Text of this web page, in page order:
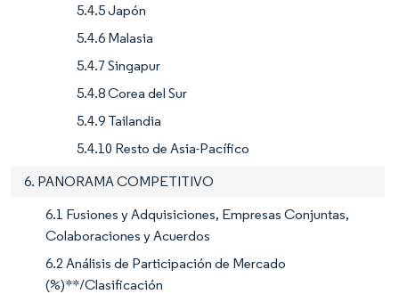
5.4.5 Japón
5.4.6 Malasia
5.4.7 Singapur
5.4.8 Corea del Sur
5.4.9 Tailandia
5.4.10 Resto de Asia-Pacífico
6. PANORAMA COMPETITIVO
6.1 Fusiones y Adquisiciones, Empresas Conjuntas,
Colaboraciones y Acuerdos
6.2 Análisis de Participación de Mercado
(%)**/Clasificación